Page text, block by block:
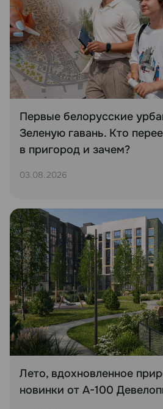
Первые белорусские
Зеленую гавань. Кто
в пригород и зачем?
03.08.2026
Лето, вдохновленное
новинки от А-100